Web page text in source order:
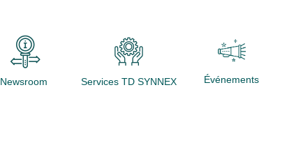
Newsroom Services TD SYNNEX Événements